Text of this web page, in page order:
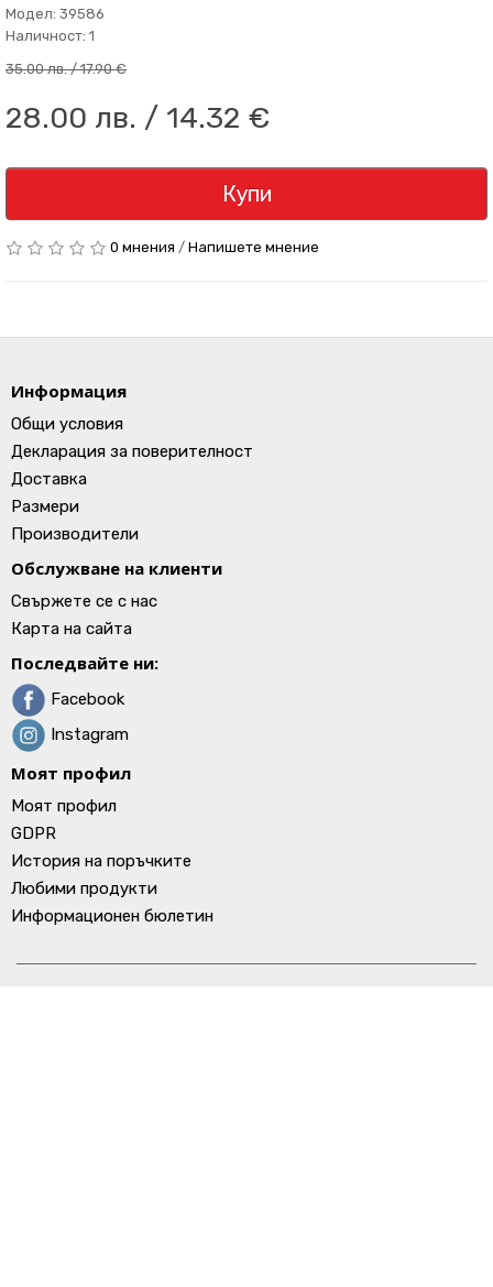
Модел: 39586
Наличност: 1
35.00 лв. / 17.90 €
28.00 лв. / 14.32 €
Купи
0 мнения / Напишете мнение
Информация
Общи условия
Декларация за поверителност
Доставка
Размери
Производители
Обслужване на клиенти
Свържете се с нас
Карта на сайта
Последвайте ни:
Facebook
Instagram
Моят профил
Моят профил
GDPR
История на поръчките
Любими продукти
Информационен бюлетин